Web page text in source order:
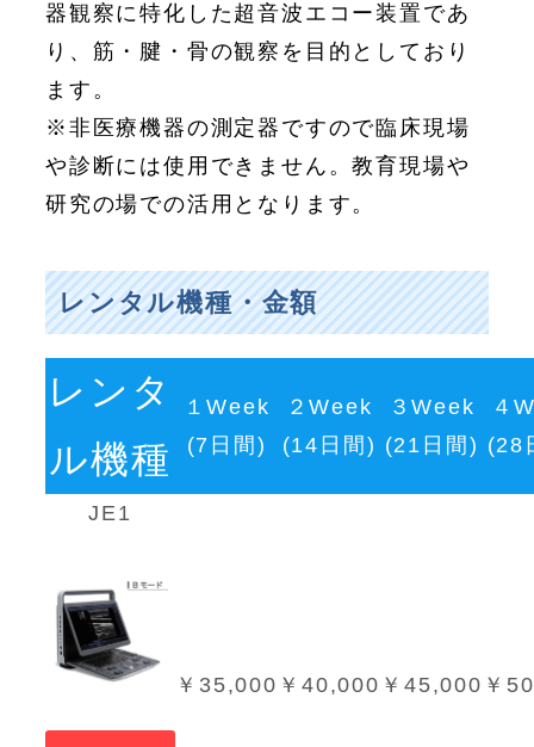
器観察に特化した超音波エコー装置であ
り、筋・腱・骨の観察を目的としており
ます。
※非医療機器の測定器ですので臨床現場
や診断には使用できません。教育現場や
研究の場での活用となります。
レンタル機種・金額
レンタ
ル機種
１Week
(7日間)
２Week
(14日間)
３Week
(21日間)
４
(28
JE1
￥35,000 ￥40,000 ￥45,000 ￥